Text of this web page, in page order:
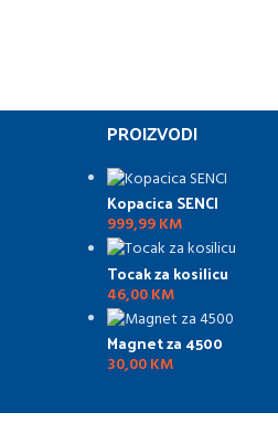
PROIZVODI
Kopacica SENCI
999,99KM
Tocak za kosilicu
46,00KM
Magnet za 4500
30,00KM